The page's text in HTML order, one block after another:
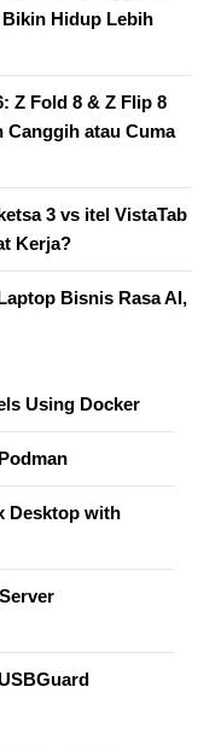
Bikin Hidup Lebih
Z Fold 8 & Z Flip 8
Canggih atau Cuma
3 vs itel VistaTab
Kerja?
Bisnis Rasa AI,
Using Docker
Desktop with